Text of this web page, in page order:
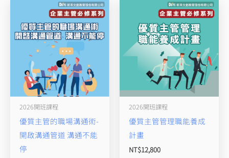
2026開班課程
優質主管的職場溝通術-
開啟溝通管道 溝通不能
停
2026開班課程
優質主管管理職能養成
計畫
NT$12,800